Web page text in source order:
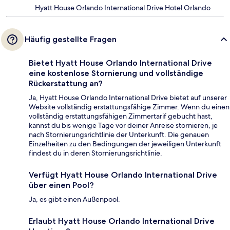
Hyatt House Orlando International Drive Hotel Orlando
Häufig gestellte Fragen
Bietet Hyatt House Orlando International Drive
eine kostenlose Stornierung und vollständige
Rückerstattung an?
Ja, Hyatt House Orlando International Drive bietet auf unserer
Website vollständig erstattungsfähige Zimmer. Wenn du einen
vollständig erstattungsfähigen Zimmertarif gebucht hast,
kannst du bis wenige Tage vor deiner Anreise stornieren, je
nach Stornierungsrichtlinie der Unterkunft. Die genauen
Einzelheiten zu den Bedingungen der jeweiligen Unterkunft
findest du in deren Stornierungsrichtlinie.
Verfügt Hyatt House Orlando International Drive
über einen Pool?
Ja, es gibt einen Außenpool.
Erlaubt Hyatt House Orlando International Drive